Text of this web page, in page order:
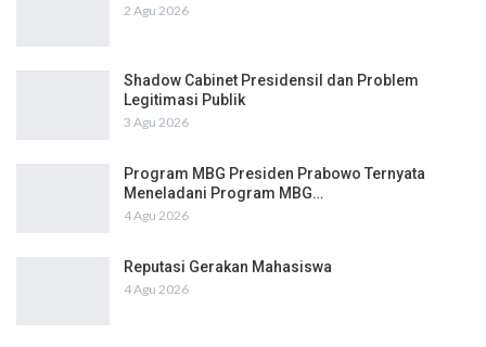
2 Agu 2026
Shadow Cabinet Presidensil dan Problem
Legitimasi Publik
3 Agu 2026
Program MBG Presiden Prabowo Ternyata
Meneladani Program MBG…
4 Agu 2026
Reputasi Gerakan Mahasiswa
4 Agu 2026